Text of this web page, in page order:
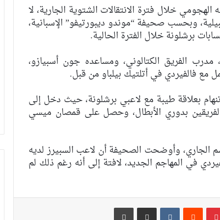
خلال فترة الانتقالات الشتوية الجارية، لا
وبحسب صحيفة “موندو ديبورتيفو” الإسبانية،
برشلونة خلال الفترة الحالية.
الفريق الكتالوني، ومساعده جون أسبيازو،
مع فالفيردي في أتلتيك بيلباو من قبل.
بعلاقة طيبة مع لاعبي برشلونة، حيث دخل إلى
بدوري الأبطال، وحصل على قمصان ميسي
الجاري، وأوضحت الصحيفة أن لاعب السبيرز لديه
في المهاجم الجديد، لافتة إلى أنه رغم ذلك لم
بينتيريست مشاركة عبر البريد طباعة
فيديو.. جوسيب بيدروريل: إدارة ريال مدريد
ترغب في التكفل بالطفل اليتيم الذي فقد
أهله في زلزال المغرب
التركي لكرة القدم في دار بوعزة